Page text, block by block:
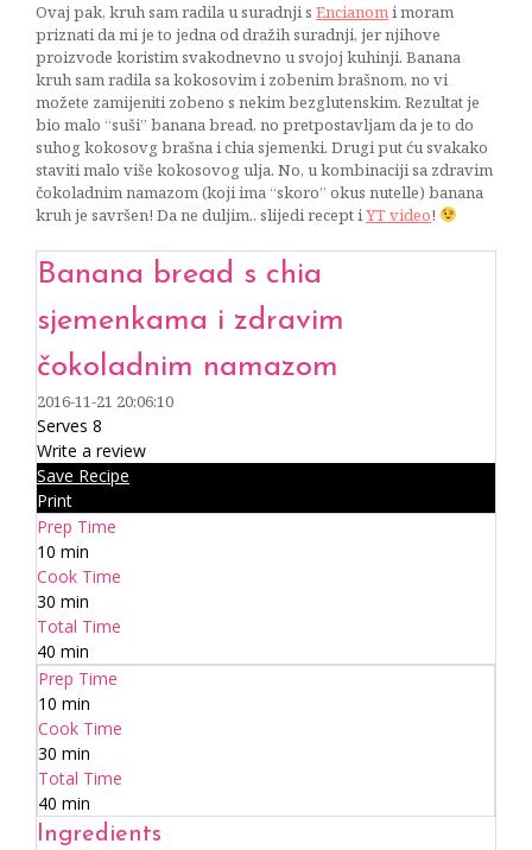
Ovaj pak, kruh sam radila u suradnji s Encianomi moram
priznati da mi je to jedna od dražih suradnji, jer njihove
proizvode koristim svakodnevno u svojoj kuhinji. Banana
kruh sam radila sa kokosovim i zobenim brašnom, no vi
možete zamijeniti zobeno s nekim bezglutenskim. Rezultat je
bio malo “suši” banana bread, no pretpostavljam da je to do
suhog kokosovg brašna i chia sjemenki. Drugi put ću svakako
staviti malo više kokosovog ulja. No, u kombinaciji sa zdravim
čokoladnim namazom (koji ima “skoro” okus nutelle) banana
kruh je savršen! Da ne duljim.. slijedi recept iYT video!
Banana bread s chia
sjemenkama i zdravim
čokoladnim namazom
2016-11-21 20:06:10
Serves 8
Write a review
Save Recipe
Print
Prep Time
10 min
Cook Time
30 min
Total Time
40 min
Prep Time
10 min
Cook Time
30 min
Total Time
40 min
Ingredients